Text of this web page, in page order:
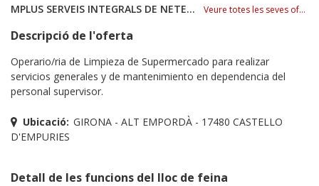
MPLUS SERVEIS INTEGRALS DE NETEJA, S.L. Veure totes les seves ofertes
Descripció de l'oferta
Operario/ria de Limpieza de Supermercado para realizar
servicios generales y de mantenimiento en dependencia del
personal supervisor.
Ubicació: GIRONA - ALT EMPORDÀ - 17480 CASTELLO
D'EMPURIES
Detall de les funcions del lloc de feina